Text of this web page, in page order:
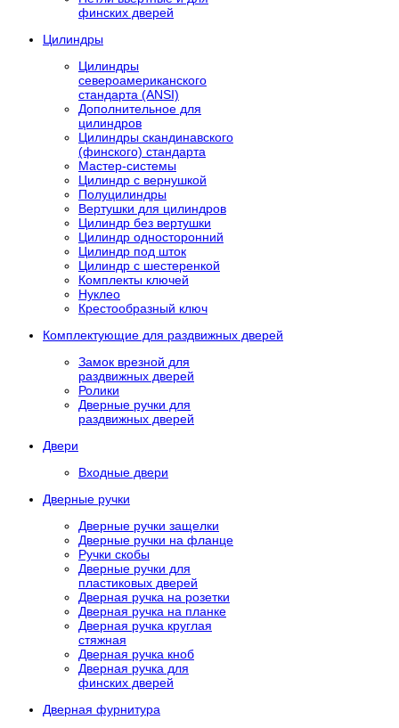
финских дверей
Цилиндры
Цилиндры
североамериканского
стандарта (ANSI)
Дополнительное для
цилиндров
Цилиндры скандинавского
(финского) стандарта
Мастер-системы
Цилиндр с вернушкой
Полуцилиндры
Вертушки для цилиндров
Цилиндр без вертушки
Цилиндр односторонний
Цилиндр под шток
Цилиндр с шестеренкой
Комплекты ключей
Нуклео
Крестообразный ключ
Комплектующие для раздвижных дверей
Замок врезной для
раздвижных дверей
Ролики
Дверные ручки для
раздвижных дверей
Двери
Входные двери
Дверные ручки
Дверные ручки защелки
Дверные ручки на фланце
Ручки скобы
Дверные ручки для
пластиковых дверей
Дверная ручка на розетки
Дверная ручка на планке
Дверная ручка круглая
стяжная
Дверная ручка кноб
Дверная ручка для
финских дверей
Дверная фурнитура